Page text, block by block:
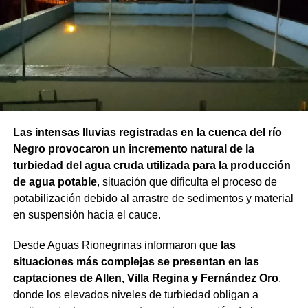
Las intensas lluvias registradas en la cuenca del río
Negro provocaron un incremento natural de la
turbiedad del agua cruda utilizada para la producción
de agua potable, situación que dificulta el proceso de
potabilización debido al arrastre de sedimentos y material
en suspensión hacia el cauce.
Desde Aguas Rionegrinas informaron que las
situaciones más complejas se presentan en las
captaciones de Allen, Villa Regina y Fernández Oro,
donde los elevados niveles de turbiedad obligan a